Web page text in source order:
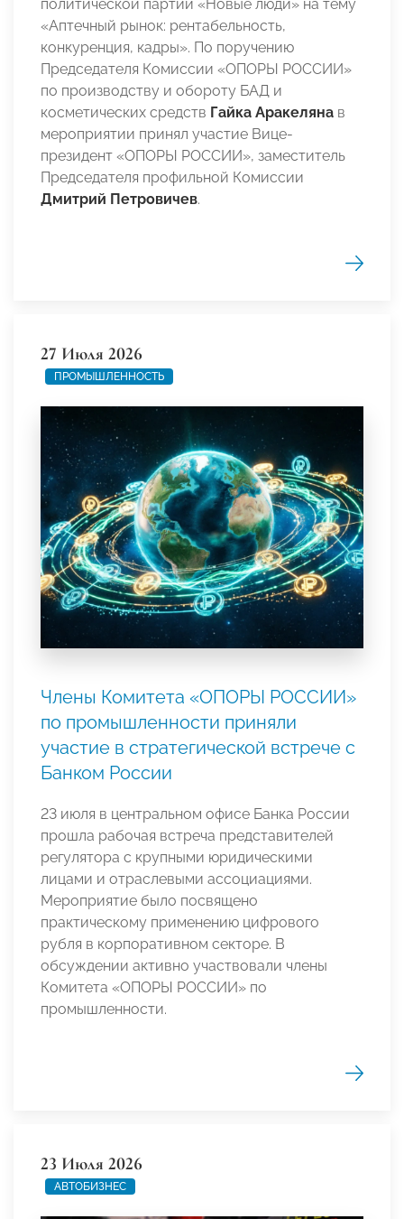
политической партии «Новые люди» на тему
«Аптечный рынок: рентабельность,
конкуренция, кадры». По поручению
Председателя Комиссии «ОПОРЫ РОССИИ»
по производству и обороту БАД и
косметических средств Гайка Аракеляна в
мероприятии принял участие Вице-
президент «ОПОРЫ РОССИИ», заместитель
Председателя профильной Комиссии
Дмитрий Петровичев.
27 Июля 2026
ПРОМЫШЛЕННОСТЬ
Члены Комитета «ОПОРЫ РОССИИ»
по промышленности приняли
участие в стратегической встрече с
Банком России
23 июля в центральном офисе Банка России
прошла рабочая встреча представителей
регулятора с крупными юридическими
лицами и отраслевыми ассоциациями.
Мероприятие было посвящено
практическому применению цифрового
рубля в корпоративном секторе. В
обсуждении активно участвовали члены
Комитета «ОПОРЫ РОССИИ» по
промышленности.
23 Июля 2026
АВТОБИЗНЕС